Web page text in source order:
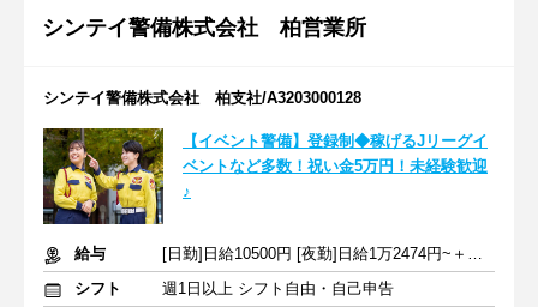
シンテイ警備株式会社 柏営業所
シンテイ警備株式会社 柏支社/A3203000128
【イベント警備】登録制◆稼げるJリーグイ
ベントなど多数！祝い金5万円！未経験歓迎
♪
給与
[日勤]日給10500円 [夜勤]日給1万2474円~＋交通費
シフト
週1日以上 シフト自由・自己申告